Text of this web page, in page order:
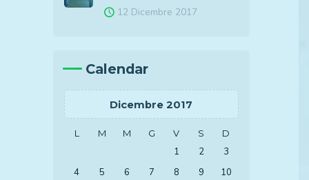
12 Dicembre 2017
Calendar
Dicembre 2017
L M M G V S D
1 2
3
4
5 6 7 8 9
10
Auto elettrica?
Da noi non e’ un problema
Parcheggia da noi per lavoro o se
tuo ritorno, troverai la tua auto
carica per il viaggio di rientro.